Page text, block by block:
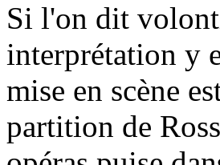
Si l'on dit
interprétation y
mise en scène
partition de